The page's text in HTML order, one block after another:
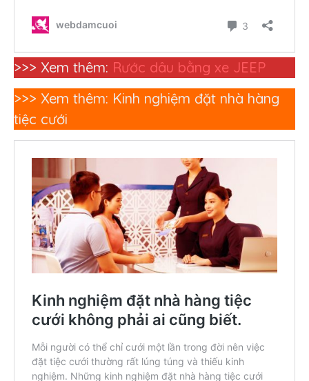
>>> Xem thêm: Rước dâu bằng xe JEEP
>>> Xem thêm: Kinh nghiệm đặt nhà hàng
tiệc cưới